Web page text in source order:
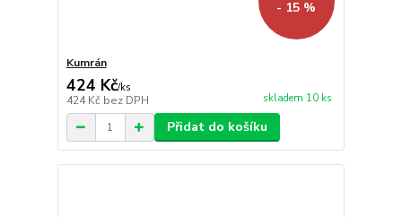
- 15 %
Kumrán
424 Kč/ks
424 Kč bez DPH skladem 10 ks
Přidat do košíku